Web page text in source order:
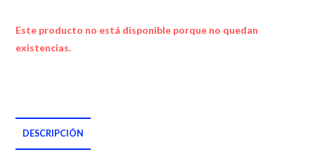
Este producto no está disponible porque no quedan
existencias.
DESCRIPCIÓN